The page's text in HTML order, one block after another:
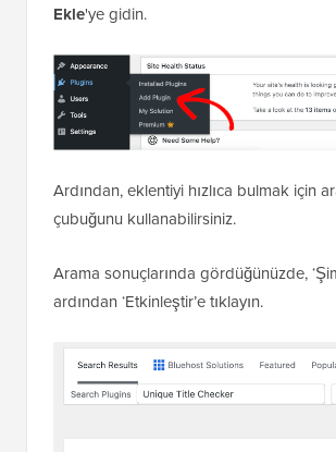
Ekle'ye gidin.
Ardından, eklentiyi hızlıca bulmak için
çubuğunu kullanabilirsiniz.
Arama sonuçlarında gördüğünüzde,
ardından ‘Etkinleştir’e tıklayın.